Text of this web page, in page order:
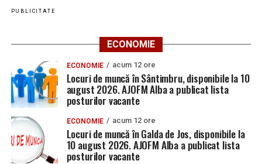
PUBLICITATE
ECONOMIE
ECONOMIE acum 12 ore
Locuri de muncă în Sântimbru, disponibile la 10
august 2026. AJOFM Alba a publicat lista
posturilor vacante
ECONOMIE acum 12 ore
Locuri de muncă în Galda de Jos, disponibile la
10 august 2026. AJOFM Alba a publicat lista
posturilor vacante